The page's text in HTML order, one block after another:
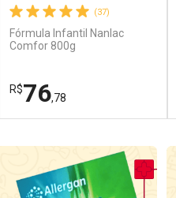
(37)
Fórmula Infantil Nanlac
Comfor 800g
R$76,78
Laboratório
Por Menos